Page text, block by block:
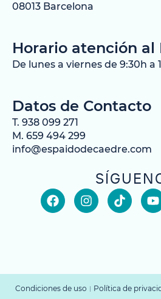
08013 Barcelona
Horario atención al
De lunes a viernes de 9:30h a
Datos de Contacto
T. 938 099 271
M. 659 494 299
info@espaidodecaedre.com
Condiciones de uso Política de